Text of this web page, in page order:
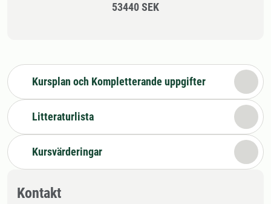
53440 SEK
Kursplan och Kompletterande uppgifter
Litteraturlista
Kursvärderingar
Kontakt